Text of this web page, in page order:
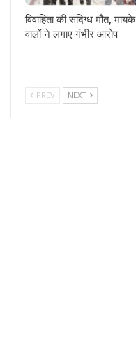
विवाहिता की संदिग्ध मौत, मायके
वालों ने लगाए गंभीर आरोप
PREV NEXT